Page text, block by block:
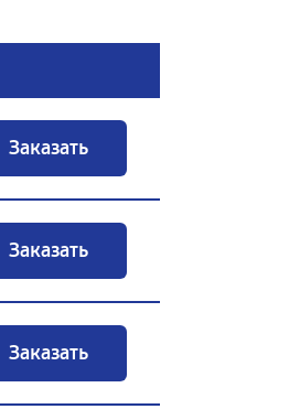
Заказать
Заказать
Заказать